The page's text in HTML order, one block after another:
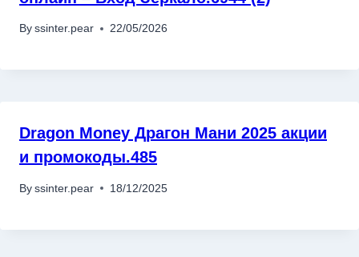
By ssinter.pear 22/05/2026
Dragon Money Драгон Мани 2025 акции
и промокоды.485
By ssinter.pear 18/12/2025